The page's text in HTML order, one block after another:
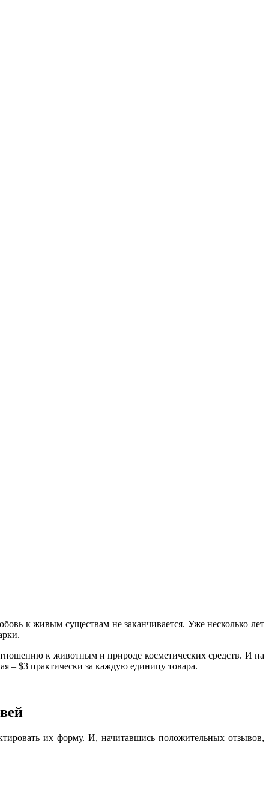
к живым существам не заканчивается. Уже несколько лет
к животным и природе косметических средств. И на
– $3 практически за каждую единицу товара.
их форму. И, начитавшись положительных отзывов,